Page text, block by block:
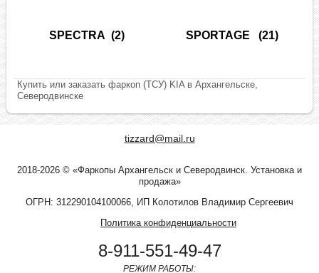
SPECTRA (2) SPORTAGE (21)
Купить или заказать фаркоп (ТСУ) KIA в Архангельске,
Северодвинске
tizzard@mail.ru
2018-2026 © «Фаркопы Архангельск и Северодвинск. Установка и
продажа»
ОГРН: 312290104100066, ИП Колотилов Владимир Сергеевич
Политика конфиденциальности
8-911-551-49-47
РЕЖИМ РАБОТЫ: